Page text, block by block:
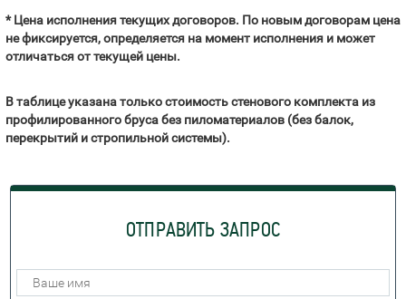
* Цена исполнения текущих договоров. По новым договорам цена
не фиксируется, определяется на момент исполнения и может
отличаться от текущей цены.
В таблице указана только стоимость стенового комплекта из
профилированного бруса без пиломатериалов (без балок,
перекрытий и стропильной системы).
ОТПРАВИТЬ ЗАПРОС